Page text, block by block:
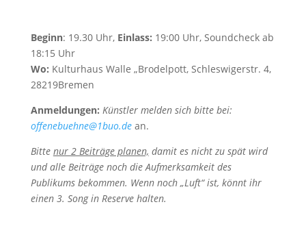
Beginn: 19.30 Uhr, Einlass: 19:00 Uhr, Soundcheck ab
18:15 Uhr
Wo: Kulturhaus Walle „Brodelpott, Schleswigerstr. 4,
28219Bremen
Anmeldungen: Künstler melden sich bitte bei:
offenebuehne@1buo.de an.
Bitte nur 2 Beiträge planen, damit es nicht zu spät wird
und alle Beiträge noch die Aufmerksamkeit des
Publikums bekommen. Wenn noch „Luft“ ist, könnt ihr
einen 3. Song in Reserve halten.